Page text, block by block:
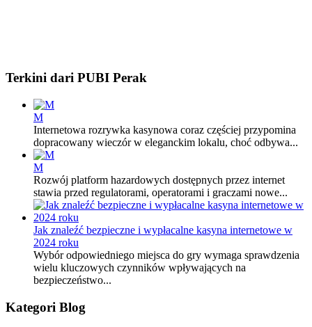
Terkini dari PUBI Perak
M
Internetowa rozrywka kasynowa coraz częściej przypomina
dopracowany wieczór w eleganckim lokalu, choć odbywa...
M
Rozwój platform hazardowych dostępnych przez internet
stawia przed regulatorami, operatorami i graczami nowe...
Jak znaleźć bezpieczne i wypłacalne kasyna internetowe w
2024 roku
Wybór odpowiedniego miejsca do gry wymaga sprawdzenia
wielu kluczowych czynników wpływających na
bezpieczeństwo...
Kategori Blog